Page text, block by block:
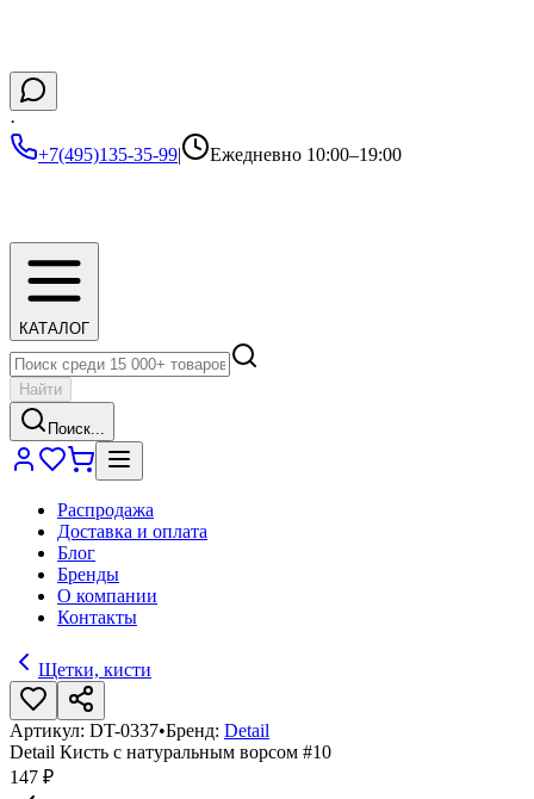
·
+7(495)135-35-99| Ежедневно 10:00–19:00
КАТАЛОГ
Найти
Поиск...
Распродажа
Доставка и оплата
Блог
Бренды
О компании
Контакты
Щетки, кисти
Артикул: DT-0337•Бренд: Detail
Detail Кисть с натуральным ворсом #10
147 ₽